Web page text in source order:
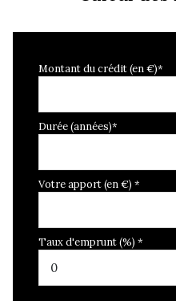
Montant du crédit (en €)*
Durée (années)*
Votre apport (en €) *
Taux d'emprunt (%) *